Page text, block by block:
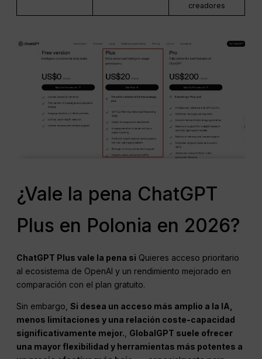
creadores
¿Vale la pena ChatGPT
Plus en Polonia en 2026?
ChatGPT Plus vale la pena si Quieres acceso prioritario
al ecosistema de OpenAI y un rendimiento mejorado en
comparación con el plan gratuito.
Sin embargo,Si desea un acceso más amplio a la IA,
menos limitaciones y una relación coste-capacidad
significativamente mejor. GlobalGPT suele ofrecer
una mayor flexibilidad y herramientas más potentes a